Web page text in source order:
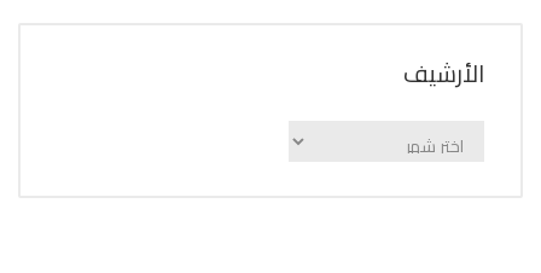
اﻷرشيف
اﻷرشيف